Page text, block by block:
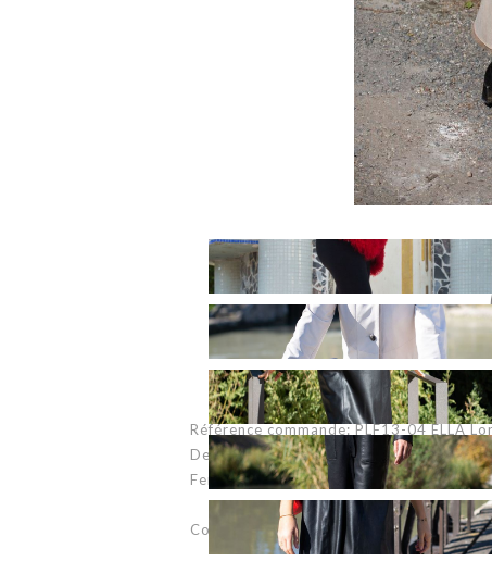
Référence commande: PLF13-04 ELLA
Description: Manteau long en agneau
Fermeture boucle bijou à la taille et
Couleur: agneau toscane golden